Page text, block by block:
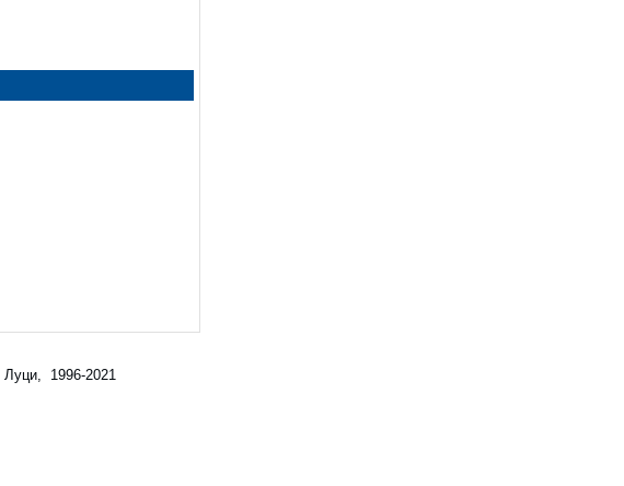
Луци, 1996-2021